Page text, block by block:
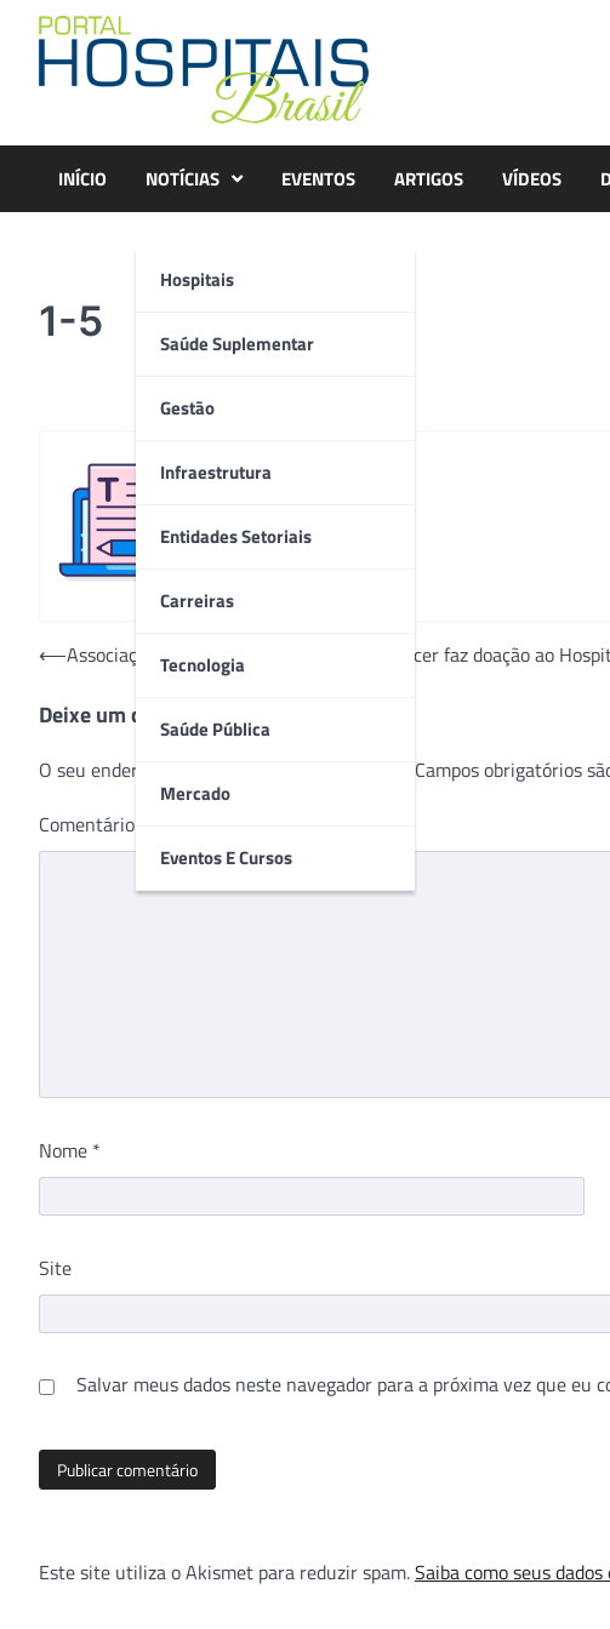
content
INÍCIO NOTÍCIAS
Hospitais
Saúde Suplementar
Gestão
Infraestrutura
Entidades Setoriais
Carreiras
Tecnologia
Saúde Pública
Mercado
Eventos E Cursos
EVENTOS ARTIGOS VÍDEOS
1-5
Navegação
Post
⟵Associação Bauruense de Combate ao Câncer faz doação ao
Deixe um comentário
O seu endereço de e-mail não será publicado. Campos obrigatórios
Comentário
Nome *
Site
Salvar meus dados neste navegador para a próxima vez que eu
Este site utiliza o Akismet para reduzir spam.Saiba como seus